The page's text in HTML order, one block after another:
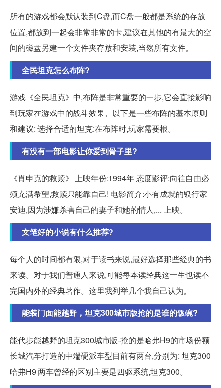
所有的游戏都会默认装到C盘,而C盘一般都是系统的存放
位置,都放到一起会非常非常的卡,建议在其他的有最大的空
间的磁盘另建一个文件夹存放和安装,当然所有文件。
全民坦克怎么布阵?
游戏《全民坦克》中,布阵是非常重要的一步,它会直接影响
到玩家在游戏中的战斗效果。以下是一些布阵的基本原则
和建议: 选择合适的坦克:在布阵时,玩家需要根。
有没有一部电影让你爱到骨子里?
《肖申克的救赎》 上映年份:1994年 态度影评:向往自由必
须充满希望,救赎只能靠自己! 电影简介:小有成就的银行家
安迪,因为涉嫌杀害自己的妻子和她的情人,... 上映。
文笔好的小说有什么推荐?
每个人的时间都有限,对于读书来说,最好选择那些经典的书
来读。对于我们普通人来说,可能每本读经典这一生也读不
完国内外的经典著作。这里我列举几个我自己认为。
能装门面能越野，坦克300城市版抢的是谁的饭碗?
能代步能越野的坦克300城市版-抢的是哈弗H9的市场份额
长城汽车打造的中端硬派车型目前有两台,分别为: 坦克300
哈弗H9 两车曾经的区别主要是四驱系统,坦克300。